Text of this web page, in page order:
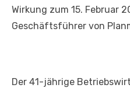
Wirkung zum 15. Februar
Geschäftsführer von
Der 41-jährige